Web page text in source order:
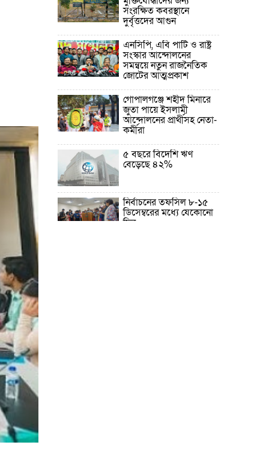
সংরক্ষিত কবরস্থানে
দুর্বৃত্তদের আগুন
এনসিপি, এবি পার্টি ও রাষ্ট্র
সংস্কার আন্দোলনের
সমন্বয়ে নতুন রাজনৈতিক
জোটের আত্মপ্রকাশ
গোপালগঞ্জে শহীদ মিনারে
জুতা পায়ে ইসলামী
আন্দোলনের প্রার্থীসহ নেতা-
কর্মীরা
৫ বছরে বিদেশি ঋণ
বেড়েছে ৪২%
নির্বাচনের তফসিল ৮-১৫
ডিসেম্বরের মধ্যে যেকোনো
দিন